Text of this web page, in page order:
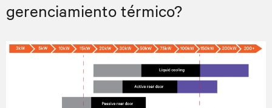
gerenciamiento térmico?